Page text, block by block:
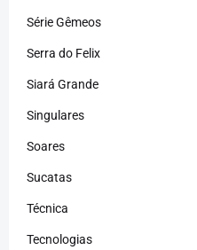
Série Gêmeos
Serra do Felix
Siará Grande
Singulares
Soares
Sucatas
Técnica
Tecnologias